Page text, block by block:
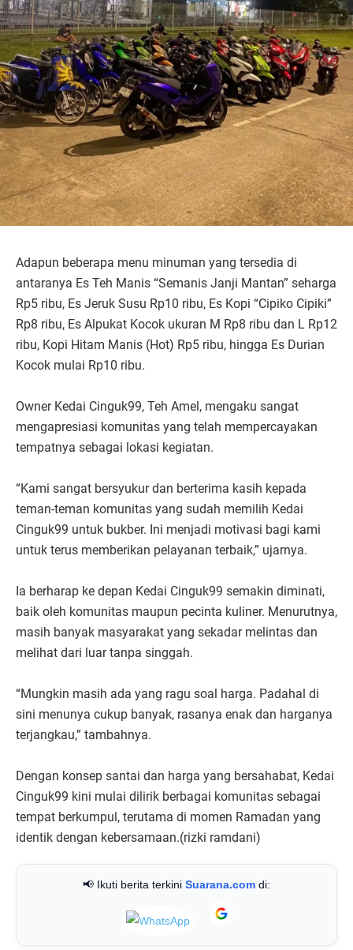
Adapun beberapa menu minuman yang tersedia di
antaranya Es Teh Manis “Semanis Janji Mantan” seharga
Rp5 ribu, Es Jeruk Susu Rp10 ribu, Es Kopi “Cipiko Cipiki”
Rp8 ribu, Es Alpukat Kocok ukuran M Rp8 ribu dan L Rp12
ribu, Kopi Hitam Manis (Hot) Rp5 ribu, hingga Es Durian
Kocok mulai Rp10 ribu.
Owner Kedai Cinguk99, Teh Amel, mengaku sangat
mengapresiasi komunitas yang telah mempercayakan
tempatnya sebagai lokasi kegiatan.
“Kami sangat bersyukur dan berterima kasih kepada
teman-teman komunitas yang sudah memilih Kedai
Cinguk99 untuk bukber. Ini menjadi motivasi bagi kami
untuk terus memberikan pelayanan terbaik,” ujarnya.
Ia berharap ke depan Kedai Cinguk99 semakin diminati,
baik oleh komunitas maupun pecinta kuliner. Menurutnya,
masih banyak masyarakat yang sekadar melintas dan
melihat dari luar tanpa singgah.
“Mungkin masih ada yang ragu soal harga. Padahal di
sini menunya cukup banyak, rasanya enak dan harganya
terjangkau,” tambahnya.
Dengan konsep santai dan harga yang bersahabat, Kedai
Cinguk99 kini mulai dilirik berbagai komunitas sebagai
tempat berkumpul, terutama di momen Ramadan yang
identik dengan kebersamaan.(rizki ramdani)
📢 Ikuti berita terkini Suarana.com di: